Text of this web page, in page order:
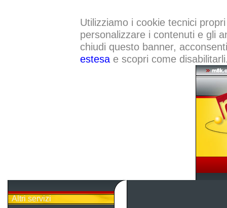
Utilizziamo i cookie tecnici
personalizzare i contenuti e gli
chiudi questo banner,
estesae scopri come
Altri servizi